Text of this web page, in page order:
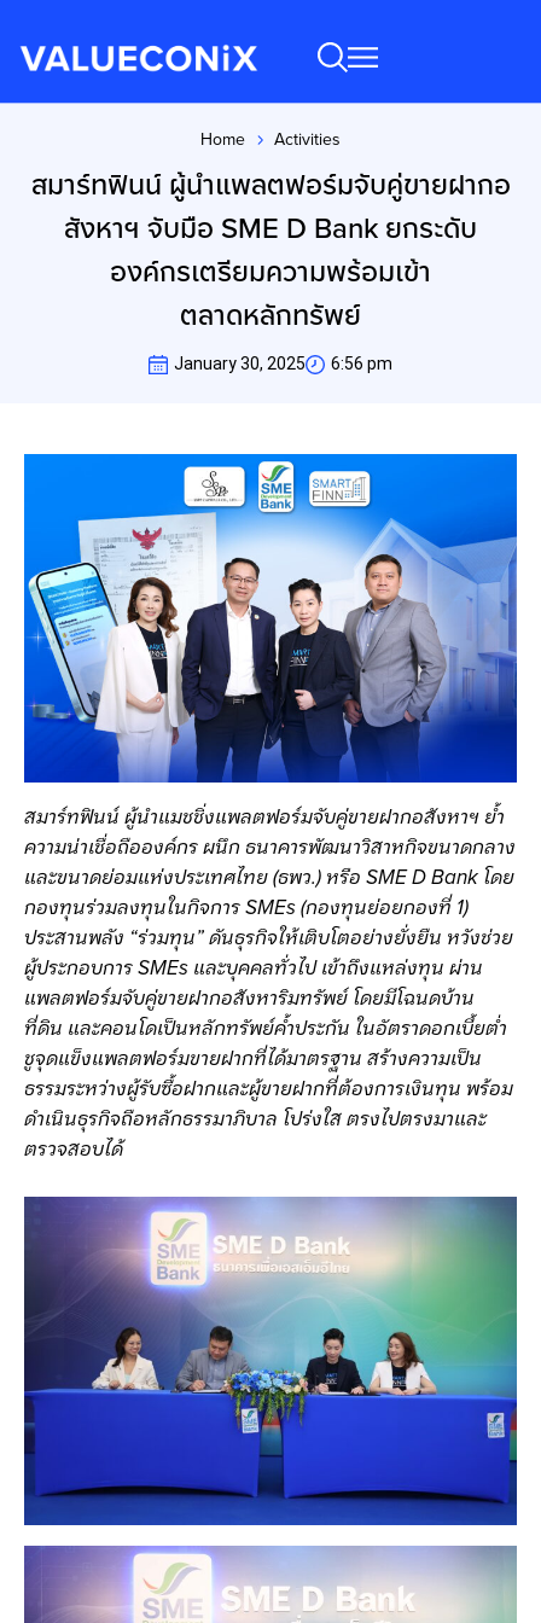
Home Activities
สมาร์ทฟินน์ ผู้นำแพลตฟอร์มจับคู่ขายฝากอ
สังหาฯ จับมือ SME D Bank ยกระดับ
องค์กรเตรียมความพร้อมเข้า
ตลาดหลักทรัพย์
January 30, 2025 6:56 pm
สมาร์ทฟินน์ ผู้นำแมชชิ่งแพลตฟอร์มจับคู่ขายฝากอสังหาฯ ย้ำ
ความน่าเชื่อถือองค์กร ผนึก ธนาคารพัฒนาวิสาหกิจขนาดกลาง
และขนาดย่อมแห่งประเทศไทย (ธพว.) หรือSME D Bank โดย
กองทุนร่วมลงทุนในกิจการ SMEs (กองทุนย่อยกองที่ 1)
ประสานพลัง “ร่วมทุน” ดันธุรกิจให้เติบโตอย่างยั่งยืน หวังช่วย
ผู้ประกอบการ SMEs และบุคคลทั่วไป เข้าถึงแหล่งทุน ผ่าน
แพลตฟอร์มจับคู่ขายฝากอสังหาริมทรัพย์ โดยมีโฉนดบ้าน
ที่ดิน และคอนโดเป็นหลักทรัพย์ค้ำประกัน ในอัตราดอกเบี้ยต่ำ
ชูจุดแข็งแพลตฟอร์มขายฝากที่ได้มาตรฐาน สร้างความเป็น
ธรรมระหว่างผู้รับซื้อฝากและผู้ขายฝากที่ต้องการเงินทุน พร้อม
ดำเนินธุรกิจถือหลักธรรมาภิบาล โปร่งใส ตรงไปตรงมาและ
ตรวจสอบได้